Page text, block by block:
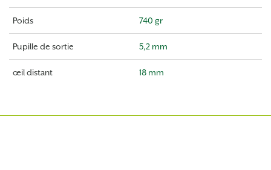
Poids 740 gr
Pupille de sortie 5,2 mm
œil distant 18 mm